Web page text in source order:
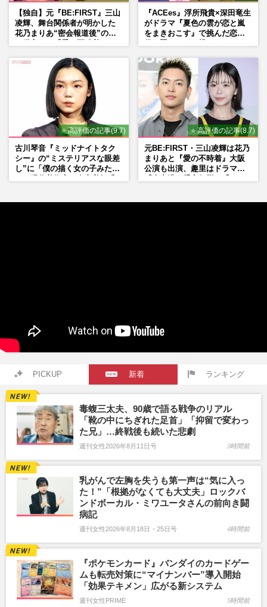
【独自】元『BE:FIRST』三山
凌輝、舞台関係者が明かした
花乃まりあ“密会報道後”の呆
『ACEes』浮所飛貴×深田竜生
がドラマ『夏色の雲が恋と嵐
をまきおこす』で挑んだ恋人
⭐ 高評価の記事(9.7)
古川琴音『ミッドナイトタク
シー』の“ミステリアスな眼差
し”に「僕の描く女の子みた
⭐ 高評価の記事(8.7)
元BE:FIRST・三山凌輝は花乃
まりあと『愛の不時着』大阪
公演も出演、趣里はドラマ
PICKUP 新着 ランキング
毒蝮三太夫、90歳で語る戦争のリアル
「靴の中にちぎれた足首」「抑留で変わっ
た兄」…終戦後も続いた悲劇
週刊女性2026年8月11日号 3時間前
乳がんで左胸を失うも第一声は“気に入っ
た！”「根拠がなくても大丈夫」ロックバ
ンドボーカル・ミワユータさんの前向き闘
病記
週刊女性2026年8月18日・25日号 4時間前
『ポケモンカード』バンダイのカードゲー
ムも転売対策に“マイナンバー”導入開始
「効果テキメン」広がる新システム
週刊女性PRIME 5時間前